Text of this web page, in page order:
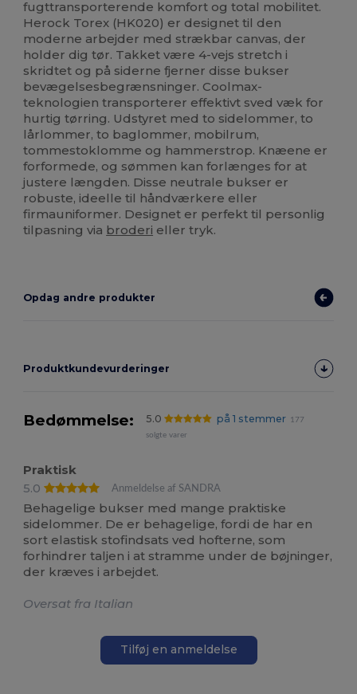
fugttransporterende komfort og total mobilitet.
Herock Torex (HK020) er designet til den
moderne arbejder med strækbar canvas, der
holder dig tør. Takket være 4-vejs stretch i
skridtet og på siderne fjerner disse bukser
bevægelsesbegrænsninger. Coolmax-
teknologien transporterer effektivt sved væk for
hurtig tørring. Udstyret med to sidelommer, to
lårlommer, to baglommer, mobilrum,
tommestoklomme og hammerstrop. Knæene er
forformede, og sømmen kan forlænges for at
justere længden. Disse neutrale bukser er
robuste, ideelle til håndværkere eller
firmauniformer. Designet er perfekt til personlig
tilpasning via broderi eller tryk.
Opdag andre produkter
Produktkundevurderinger
Bedømmelse: 5.0 på 1 stemmer
177
solgte varer
Praktisk
5.0
Anmeldelse af SANDRA
Behagelige bukser med mange praktiske
sidelommer. De er behagelige, fordi de har en
sort elastisk stofindsats ved hofterne, som
forhindrer taljen i at stramme under de bøjninger,
der kræves i arbejdet.
Oversat fra Italian
Tilføj en anmeldelse